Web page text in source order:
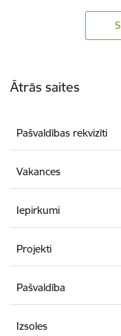
Ātrās saites
Pašvaldības rekvizīti
Vakances
Iepirkumi
Projekti
Pašvaldība
Izsoles